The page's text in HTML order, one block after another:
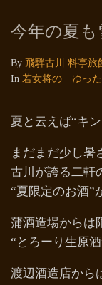
今年の夏
By 飛騨古川 料亭旅
In 若女将の ゆっ
夏と云えば“キ
まだまだ少し暑
古川が誇る二軒
“夏限定のお酒”
蒲酒造場からは
“とろーり生原
渡辺酒造店から